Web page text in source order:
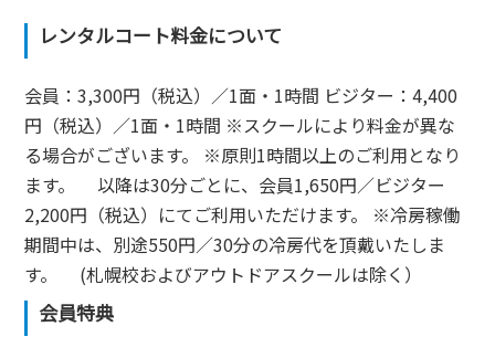
レンタルコート料⾦について
会員：3,300円（税込）／1面・1時間 ビジター：4,400
円（税込）／1面・1時間 ※スクールにより料金が異な
る場合がございます。 ※原則1時間以上のご利用となり
ます。 以降は30分ごとに、会員1,650円／ビジター
2,200円（税込）にてご利用いただけます。 ※冷房稼働
期間中は、別途550円／30分の冷房代を頂戴いたしま
す。 (札幌校およびアウトドアスクールは除く）
会員特典